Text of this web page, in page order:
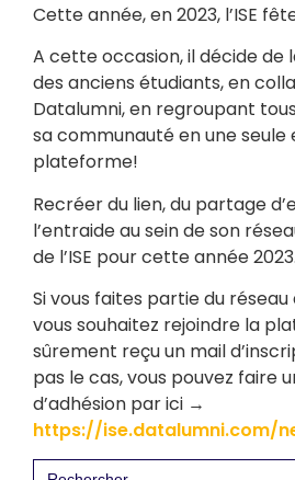
Cette année, en 2023, l’ISE
A cette occasion, il décide de
des anciens étudiants, en
Datalumni, en regroupant
sa communauté en une
plateforme!
Recréer du lien, du partage
l’entraide au sein de son
de l’ISE pour cette année 2023.
Si vous faites partie du réseau
vous souhaitez rejoindre la
sûrement reçu un mail
pas le cas, vous pouvez faire
d’adhésion par ici →
https://ise.datalumni.com/
Search